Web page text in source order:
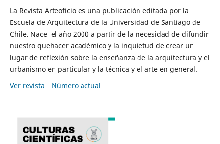
La Revista Arteoficio es una publicación editada por la
Escuela de Arquitectura de la Universidad de Santiago de
Chile. Nace el año 2000 a partir de la necesidad de difundir
nuestro quehacer académico y la inquietud de crear un
lugar de reflexión sobre la enseñanza de la arquitectura y el
urbanismo en particular y la técnica y el arte en general.
Ver revista
Número actual